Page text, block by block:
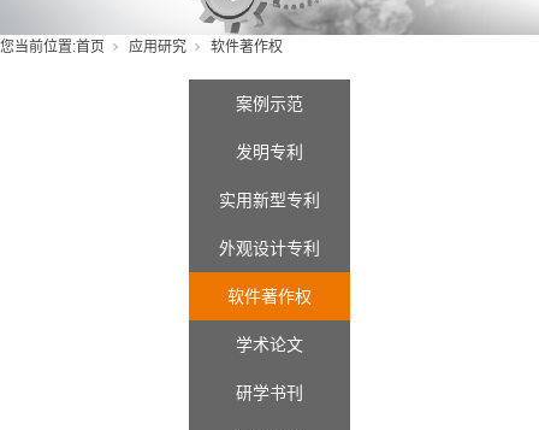
您当前位置:首页 应用研究 软件著作权
案例示范
发明专利
实用新型专利
外观设计专利
软件著作权
学术论文
研学书刊